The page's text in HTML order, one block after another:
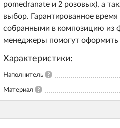
pomedranate и 2 розовых), а
выбор. Гарантированное
собранными в композицию из
менеджеры помогут оформить
Характеристики:
Наполнитель ?
Материал ?